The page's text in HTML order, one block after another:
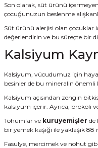
Son olarak, süt ürünü
çocuğunuzun beslenme
Süt ürünü alerjisi olan çocuklar
değerlendirin ve bu süreçte bir
Kalsiyum
Kalsiyum, vücudumuz için
besinler de bu mineralin önemli
Kalsiyum açısından zengin
kalsiyum içerir. Ayrıca, brokoli
Tohumlar ve kuruyemişler de
bir yemek kaşığı ile yaklaşık
Fasulye, mercimek ve nohut